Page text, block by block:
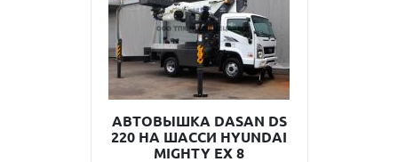
АВТОВЫШКА DASAN DS
220 НА ШАССИ HYUNDAI
MIGHTY EX 8